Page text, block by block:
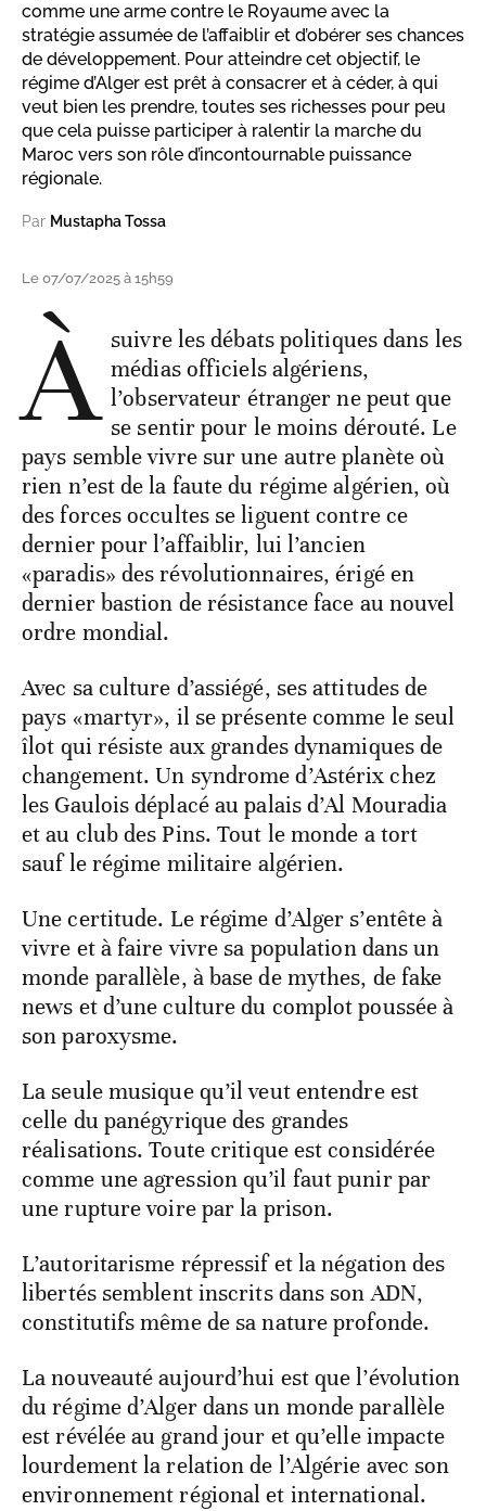
comme une arme contre le Royaume avec la
stratégie assumée de l’affaiblir et d’obérer ses chances
de développement. Pour atteindre cet objectif, le
régime d’Alger est prêt à consacrer et à céder, à qui
veut bien les prendre, toutes ses richesses pour peu
que cela puisse participer à ralentir la marche du
Maroc vers son rôle d’incontournable puissance
régionale.
Par Mustapha Tossa
Le 07/07/2025 à 15h59
À suivre les débats politiques dans les
médias officiels algériens,
l’observateur étranger ne peut que
se sentir pour le moins dérouté. Le
pays semble vivre sur une autre planète où
rien n’est de la faute du régime algérien, où
des forces occultes se liguent contre ce
dernier pour l’affaiblir, lui l’ancien
«paradis» des révolutionnaires, érigé en
dernier bastion de résistance face au nouvel
ordre mondial.
Avec sa culture d’assiégé, ses attitudes de
pays «martyr», il se présente comme le seul
îlot qui résiste aux grandes dynamiques de
changement. Un syndrome d’Astérix chez
les Gaulois déplacé au palais d’Al Mouradia
et au club des Pins. Tout le monde a tort
sauf le régime militaire algérien.
Une certitude. Le régime d’Alger s’entête à
vivre et à faire vivre sa population dans un
monde parallèle, à base de mythes, de fake
news et d’une culture du complot poussée à
son paroxysme.
La seule musique qu’il veut entendre est
celle du panégyrique des grandes
réalisations. Toute critique est considérée
comme une agression qu’il faut punir par
une rupture voire par la prison.
L’autoritarisme répressif et la négation des
libertés semblent inscrits dans son ADN,
constitutifs même de sa nature profonde.
La nouveauté aujourd’hui est que l’évolution
du régime d’Alger dans un monde parallèle
est révélée au grand jour et qu’elle impacte
lourdement la relation de l’Algérie avec son
environnement régional et international.